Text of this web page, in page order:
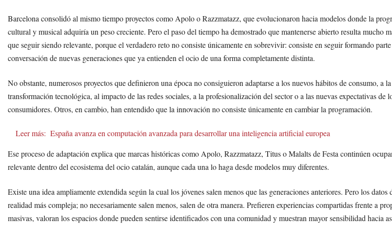
Barcelona consolidó al mismo tiempo proyectos como Apolo o Razzmatazz, que evolucionaron hacia modelos donde la
cultural y musical adquiría un peso creciente. Pero el paso del tiempo ha demostrado que mantenerse abierto resulta mucho
que seguir siendo relevante, porque el verdadero reto no consiste únicamente en sobrevivir: consiste en seguir formando
conversación de nuevas generaciones que ya entienden el ocio de una forma completamente distinta.
No obstante, numerosos proyectos que definieron una época no consiguieron adaptarse a los nuevos hábitos de consumo, a la
transformación tecnológica, al impacto de las redes sociales, a la profesionalización del sector o a las nuevas expectativas de
consumidores. Otros, en cambio, han entendido que la innovación no consiste únicamente en cambiar la programación.
Leer más: España avanza en computación avanzada para desarrollar una inteligencia artificial europea
Ese proceso de adaptación explica que marcas históricas como Apolo, Razzmatazz, Titus o Malalts de Festa continúen
relevante dentro del ecosistema del ocio catalán, aunque cada una lo haga desde modelos muy diferentes.
Existe una idea ampliamente extendida según la cual los jóvenes salen menos que las generaciones anteriores. Pero los datos
realidad más compleja; no necesariamente salen menos, salen de otra manera. Prefieren experiencias compartidas frente a
masivas, valoran los espacios donde pueden sentirse identificados con una comunidad y muestran mayor sensibilidad hacia